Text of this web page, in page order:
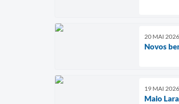
20 MAI
Novos
19 MAI
Maio